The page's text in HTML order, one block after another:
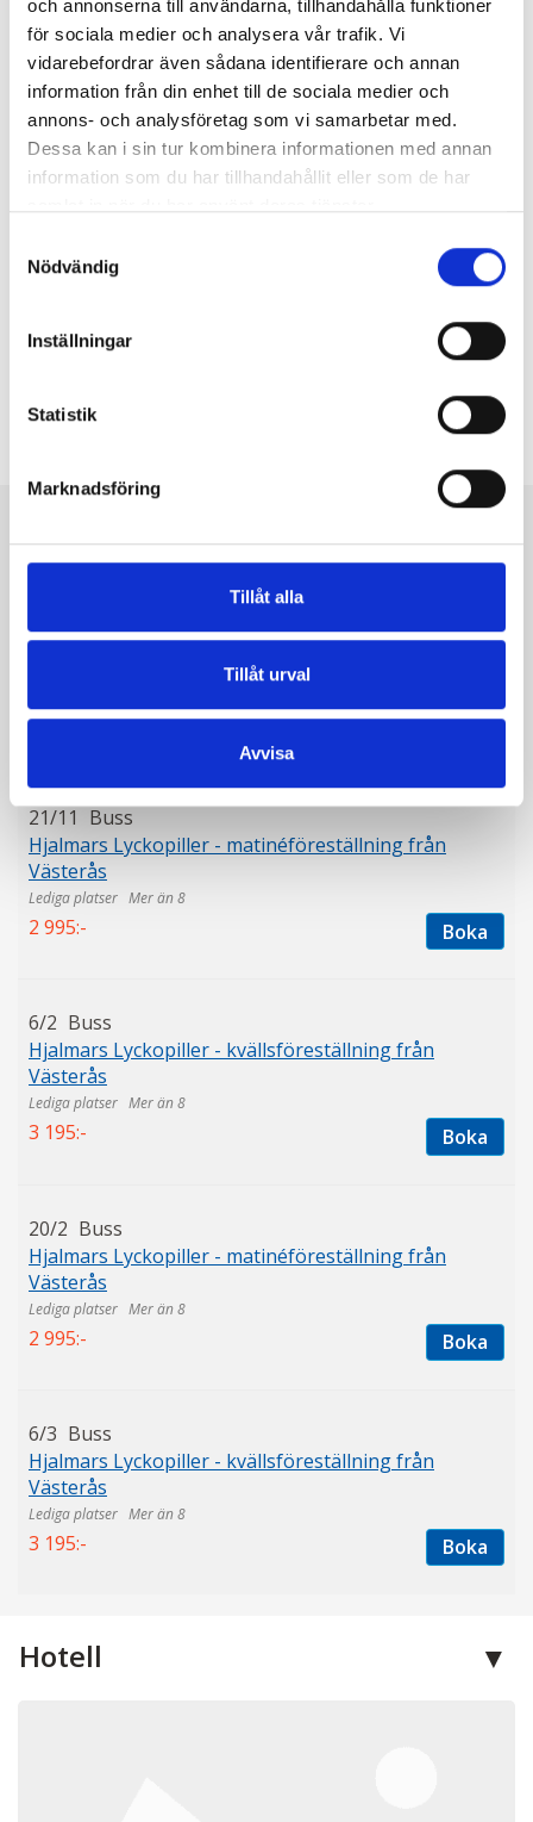
och annonserna till användarna, tillhandahålla funktioner
för sociala medier och analysera vår trafik. Vi
vidarebefordrar även sådana identifierare och annan
information från din enhet till de sociala medier och
annons- och analysföretag som vi samarbetar med.
Dessa kan i sin tur kombinera informationen med annan
information som du har tillhandahållit eller som de har
Nödvändig
Inställningar
Statistik
Marknadsföring
Tillåt alla
Tillåt urval
Avvisa
DAG 2
Efter en välsmakande frukost får vi ännu en stund
att på egen hand upptäcka omgivningarna eller
är dags att påbörja hemfärden. Framåt
Hjalmars Lyckopiller - kvällsföreställning från
3 195:- Boka
21/11 Buss
Hjalmars Lyckopiller - matinéföreställning från
Västerås
Mer än 8
2 995:- Boka
6/2 Buss
Hjalmars Lyckopiller - kvällsföreställning från
Västerås
Mer än 8
3 195:- Boka
20/2 Buss
Hjalmars Lyckopiller - matinéföreställning från
Västerås
Mer än 8
2 995:- Boka
6/3 Buss
Hjalmars Lyckopiller - kvällsföreställning från
Västerås
Mer än 8
3 195:- Boka
Hotell